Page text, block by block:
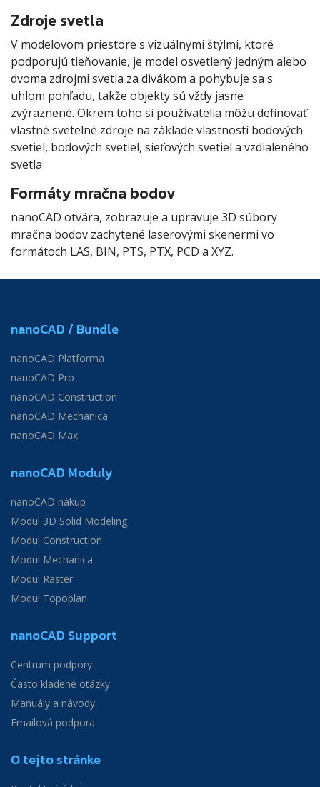
Zdroje svetla
V modelovom priestore s vizuálnymi štýlmi, ktoré
podporujú tieňovanie, je model osvetlený jedným alebo
dvoma zdrojmi svetla za divákom a pohybuje sa s
uhlom pohľadu, takže objekty sú vždy jasne
zvýraznené. Okrem toho si používatelia môžu definovať
vlastné svetelné zdroje na základe vlastností bodových
svetiel, bodových svetiel, sieťových svetiel a vzdialeného
svetla
Formáty mračna bodov
nanoCAD otvára, zobrazuje a upravuje 3D súbory
mračna bodov zachytené laserovými skenermi vo
formátoch LAS, BIN, PTS, PTX, PCD a XYZ.
nanoCAD / Bundle
nanoCAD Platforma
nanoCAD Pro
nanoCAD Construction
nanoCAD Mechanica
nanoCAD Max
nanoCAD Moduly
nanoCAD nákup
Modul 3D Solid Modeling
Modul Construction
Modul Mechanica
Modul Raster
Modul Topoplan
nanoCAD Support
Centrum podpory
Často kladené otázky
Manuály a návody
Emailová podpora
O tejto stránke